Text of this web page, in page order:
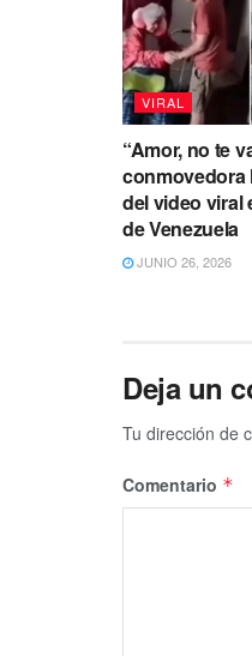
VIRAL
“Amor, no te
conmovedora
del video viral
de Venezuela
JUNIO 26, 2026
Deja un
Tu dirección de
Comentario *